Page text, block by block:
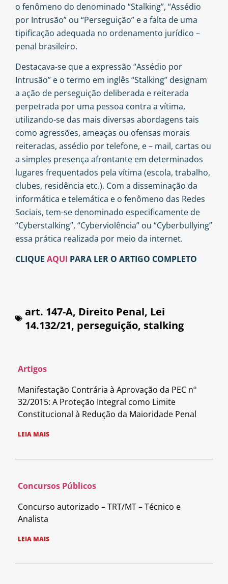
o fenômeno do denominado “Stalking”, “Assédio
por Intrusão” ou “Perseguição” e a falta de uma
tipificação adequada no ordenamento jurídico –
penal brasileiro.
Destacava-se que a expressão “Assédio por
Intrusão” e o termo em inglês “Stalking” designam
a ação de perseguição deliberada e reiterada
perpetrada por uma pessoa contra a vítima,
utilizando-se das mais diversas abordagens tais
como agressões, ameaças ou ofensas morais
reiteradas, assédio por telefone, e – mail, cartas ou
a simples presença afrontante em determinados
lugares frequentados pela vítima (escola, trabalho,
clubes, residência etc.). Com a disseminação da
informática e telemática e o fenômeno das Redes
Sociais, tem-se denominado especificamente de
“Cyberstalking”, “Cyberviolência” ou “Cyberbullying”
essa prática realizada por meio da internet.
CLIQUE AQUI PARA LER O ARTIGO COMPLETO
art. 147-A, Direito Penal, Lei
14.132/21, perseguição, stalking
Artigos
Manifestação Contrária à Aprovação da PEC nº
32/2015: A Proteção Integral como Limite
Constitucional à Redução da Maioridade Penal
LEIA MAIS
Concursos Públicos
Concurso autorizado – TRT/MT – Técnico e
Analista
LEIA MAIS